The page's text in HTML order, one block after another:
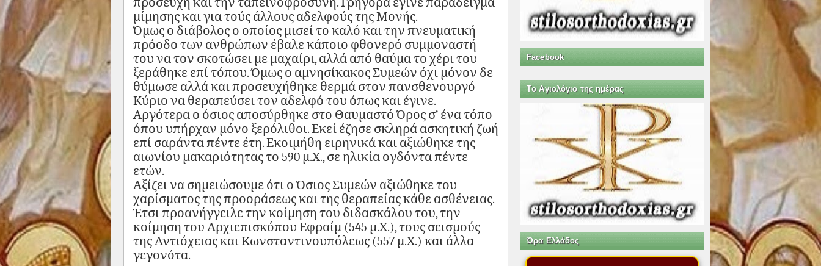
προσευχή και την ταπεινοφροσύνη. Γρήγορα έγινε παράδειγμα
μίμησης και για τούς άλλους αδελφούς της Μονής.
Όμως ο διάβολος ο οποίος μισεί το καλό και την πνευματική
πρόοδο των ανθρώπων έβαλε κάποιο φθονερό συμμοναστή
του να τον σκοτώσει με μαχαίρι, αλλά από θαύμα το χέρι του
ξεράθηκε επί τόπου. Όμως ο αμνησίκακος Συμεών όχι μόνον δε
θύμωσε αλλά και προσευχήθηκε θερμά στον πανσθενουργό
Κύριο να θεραπεύσει τον αδελφό του όπως και έγινε.
Αργότερα ο όσιος αποσύρθηκε στο Θαυμαστό Όρος σ’ ένα τόπο
όπου υπήρχαν μόνο ξερόλιθοι. Εκεί έζησε σκληρά ασκητική ζωή
επί σαράντα πέντε έτη. Εκοιμήθη ειρηνικά και αξιώθηκε της
αιωνίου μακαριότητας το 590 μ.Χ., σε ηλικία ογδόντα πέντε
ετών.
Αξίζει να σημειώσουμε ότι ο Όσιος Συμεών αξιώθηκε του
χαρίσματος της προοράσεως και της θεραπείας κάθε ασθένειας.
Έτσι προανήγγειλε την κοίμηση του διδασκάλου του, την
κοίμηση του Αρχιεπισκόπου Εφραίμ (545 μ.Χ.), τους σεισμούς
της Αντιόχειας και Κωνσταντινουπόλεως (557 μ.Χ.) και άλλα
γεγονότα.
Facebook
Tο Αγιολόγιο της ημέρας
Ώρα Ελλάδος